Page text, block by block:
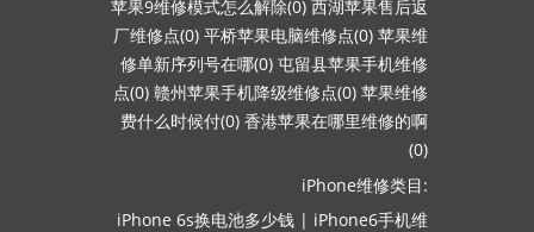
苹果9维修模式怎么解除(0) 西湖苹果售后返
厂维修点(0) 平桥苹果电脑维修点(0) 苹果维
修单新序列号在哪(0) 屯留县苹果手机维修
点(0) 赣州苹果手机降级维修点(0) 苹果维修
费什么时候付(0) 香港苹果在哪里维修的啊
(0)
iPhone维修类目:
iPhone 6s换电池多少钱 | iPhone6手机维